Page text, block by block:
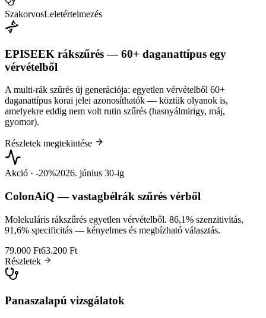
SzakorvosLeletértelmezés
EPISEEK rákszűrés — 60+ daganattípus egy
vérvételből
A multi-rák szűrés új generációja: egyetlen vérvételből 60+
daganattípus korai jelei azonosíthatók — köztük olyanok is,
amelyekre eddig nem volt rutin szűrés (hasnyálmirigy, máj,
gyomor).
Részletek megtekintése
Akció · -20%2026. június 30-ig
ColonAiQ — vastagbélrák szűrés vérből
Molekuláris rákszűrés egyetlen vérvételből. 86,1% szenzitivitás,
91,6% specificitás — kényelmes és megbízható választás.
79.000 Ft63.200 Ft
Részletek
Panaszalapú vizsgálatok